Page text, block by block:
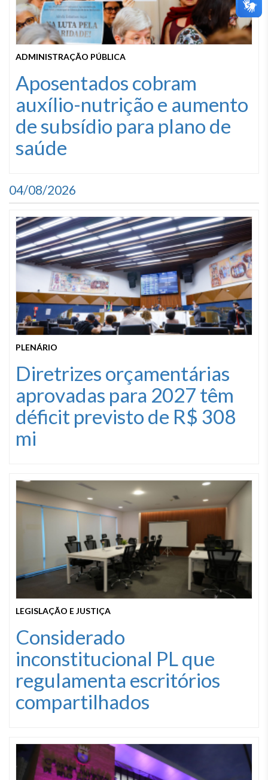
ADMINISTRAÇÃO PÚBLICA
Aposentados cobram
auxílio-nutrição e aumento
de subsídio para plano de
saúde
04/08/2026
PLENÁRIO
Diretrizes orçamentárias
aprovadas para 2027 têm
déficit previsto de R$ 308
mi
LEGISLAÇÃO E JUSTIÇA
Considerado
inconstitucional PL que
regulamenta escritórios
compartilhados